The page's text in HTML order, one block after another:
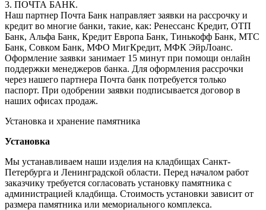
3. ПОЧТА БАНК.
Наш партнер Почта Банк направляет заявки на рассрочку и
кредит во многие банки, такие, как: Ренессанс Кредит, ОТП
Банк, Альфа Банк, Кредит Европа Банк, Тинькофф Банк, МТС
Банк, Совком Банк, МФО МигКредит, МФК ЭйрЛоанс.
Оформление заявки занимает 15 минут при помощи онлайн
поддержки менеджеров банка. Для оформления рассрочки
через нашего партнера Почта банк потребуется только
паспорт. При одобрении заявки подписывается договор в
наших офисах продаж.
Установка и хранение памятника
Установка
Мы устанавливаем наши изделия на кладбищах Санкт-
Петербурга и Ленинградской области. Перед началом работ
заказчику требуется согласовать установку памятника с
администрацией кладбища. Стоимость установки зависит от
размера памятника или мемориального комплекса.